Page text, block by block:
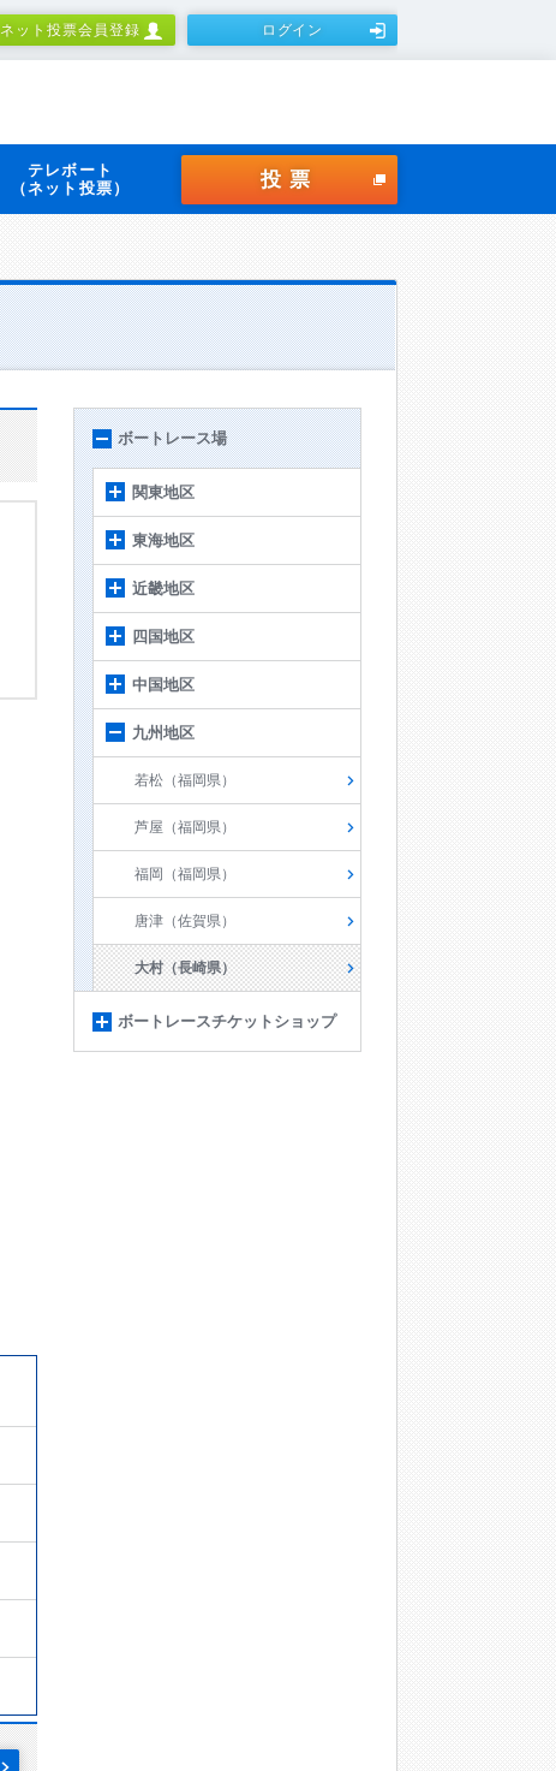
ネット投票会員登録 ログイン
テレボート
（ネット投票）
投票
ボートレース場
関東地区
東海地区
近畿地区
四国地区
中国地区
九州地区
若松（福岡県）
芦屋（福岡県）
福岡（福岡県）
唐津（佐賀県）
大村（長崎県）
ボートレースチケットショップ